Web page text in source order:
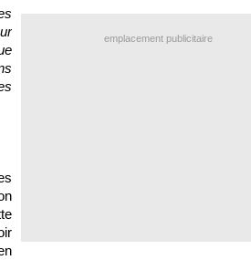
emplacement publicitaire